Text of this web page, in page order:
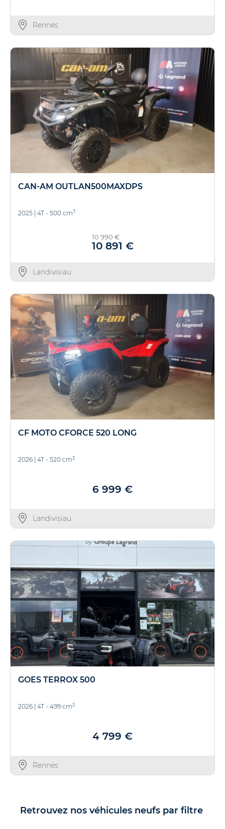
Rennes
CAN-AM OUTLAN500MAXDPS
2025 | 4T - 500 cm3
10 990 €
10 891 €
Landivisiau
CF MOTO CFORCE 520 LONG
2026 4T - 520 cm3
6 999 €
Landivisiau
GOES TERROX 500
2026 4T - 499 cm3
4 799 €
Rennes
Retrouvez nos véhicules neufs par filtre